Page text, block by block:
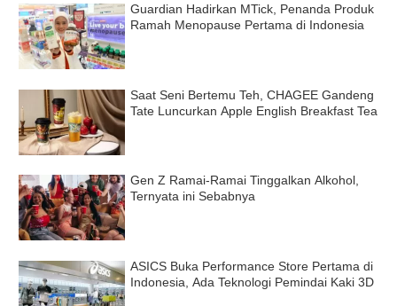
Guardian Hadirkan MTick, Penanda Produk
Ramah Menopause Pertama di Indonesia
Saat Seni Bertemu Teh, CHAGEE Gandeng
Tate Luncurkan Apple English Breakfast Tea
Gen Z Ramai-Ramai Tinggalkan Alkohol,
Ternyata ini Sebabnya
ASICS Buka Performance Store Pertama di
Indonesia, Ada Teknologi Pemindai Kaki 3D